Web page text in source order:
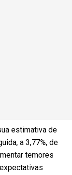
estimativa de
a 3,77%, de
temores